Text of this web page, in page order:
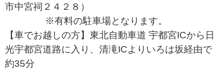
市中宮祠２４２８）
※有料の駐車場となります。
【車でお越しの方】東北自動車道 宇都宮ICから日
光宇都宮道路に入り、清滝ICよりいろは坂経由で
約35分